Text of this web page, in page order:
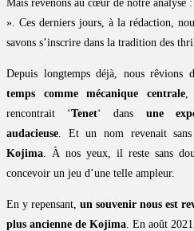
Mais revenons au cœur de notre analyse
». Ces derniers jours, à la rédaction,
savons s’inscrire dans la tradition des
Depuis longtemps déjà, nous rêvions
temps comme mécanique centrale,
rencontrait ‘Tenet‘ dans une
audacieuse . Et un nom revenait
Kojima . À nos yeux, il reste sans
concevoir un jeu d’une telle ampleur.
En y repensant, un souvenir nous est
plus ancienne de Kojima . En août